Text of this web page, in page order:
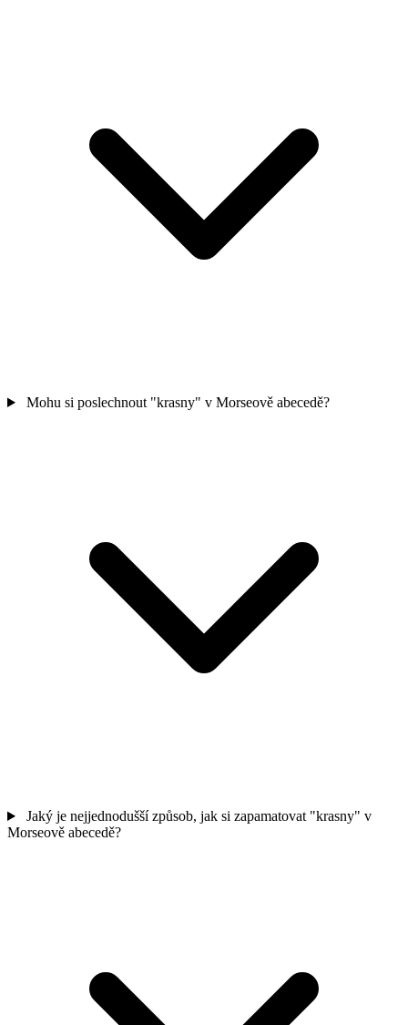
Mohu si poslechnout "krasny" v Morseově abecedě?
Jaký je nejjednodušší způsob, jak si zapamatovat "krasny" v
Morseově abecedě?